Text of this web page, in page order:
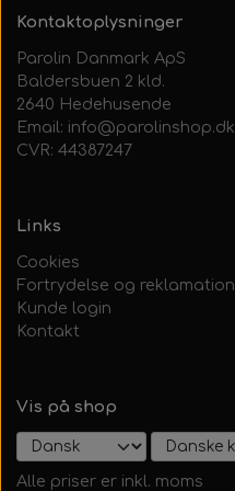
Kontaktoplysninger
Parolin Danmark ApS
Baldersbuen 2 kld.
2640 Hedehusende
Email: info@parolinshop.dk
CVR: 44387247
Links
Cookies
Fortrydelse og reklamation
Kunde login
Kontakt
Vis på shop
Alle priser er inkl. moms